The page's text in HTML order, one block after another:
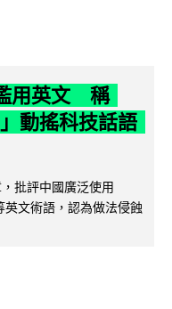
用英文 稱
動搖科技話語
批評中國廣泛使用
英文術語，認為做法侵蝕